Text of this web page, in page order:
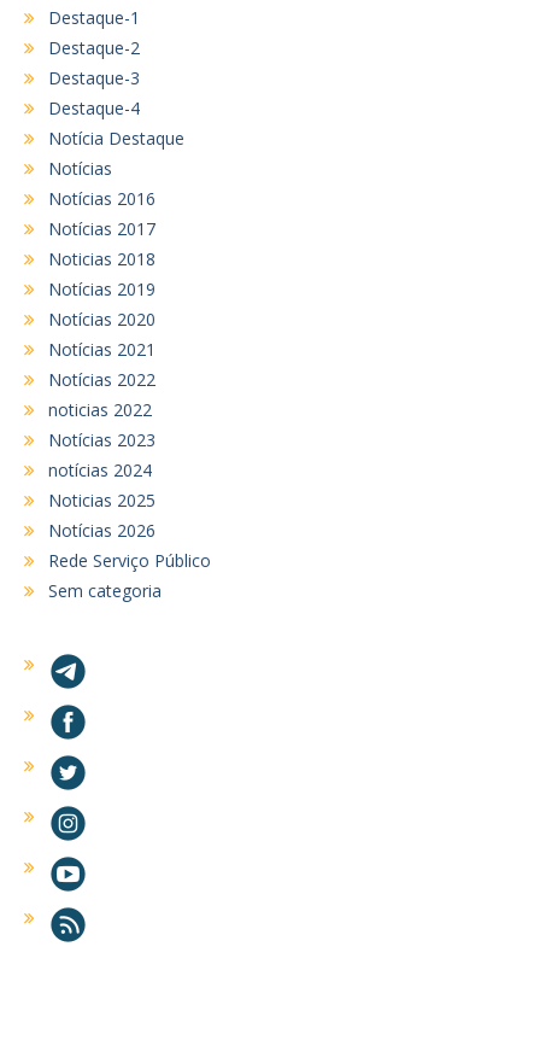
Destaque-1
Destaque-2
Destaque-3
Destaque-4
Notícia Destaque
Notícias
Notícias 2016
Notícias 2017
Noticias 2018
Notícias 2019
Notícias 2020
Notícias 2021
Notícias 2022
noticias 2022
Notícias 2023
notícias 2024
Noticias 2025
Notícias 2026
Rede Serviço Público
Sem categoria